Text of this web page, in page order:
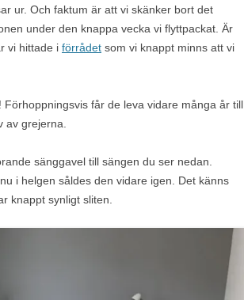
ur. Och faktum är att vi skänker bort det
under den knappa vecka vi flyttpackat. Är
vi hittade i förrådet som vi knappt minns att vi
får de leva vidare många år till.
av grejerna.
sänggavel till sängen du ser nedan.
i helgen såldes den vidare igen. Det känns
knappt synligt sliten.